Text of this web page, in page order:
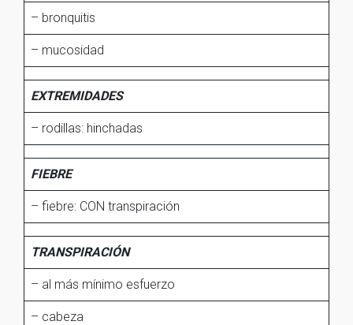
– bronquitis
– mucosidad
EXTREMIDADES
– rodillas: hinchadas
FIEBRE
– fiebre: CON transpiración
TRANSPIRACIÓN
– al más mínimo esfuerzo
– cabeza